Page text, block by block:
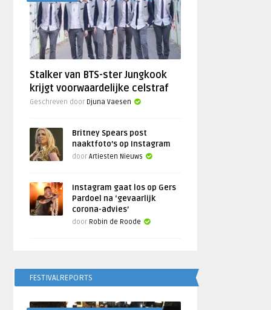
Stalker van BTS-ster Jungkook
krijgt voorwaardelijke celstraf
Geschreven door Djuna Vaesen
Britney Spears post
naaktfoto’s op Instagram
doorArtiesten Nieuws
Instagram gaat los op Gers
Pardoel na ‘gevaarlijk
corona-advies’
door Robin de Roode
FESTIVALREPORTS